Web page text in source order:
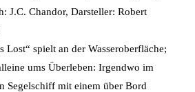
J.C. Chandor, Darsteller: Robert
spielt an der Wasseroberfläche;
ums Überleben: Irgendwo im
Segelschiff mit einem über Bord